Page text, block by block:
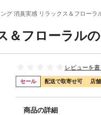
グ 消臭実感 リラックス＆フローラ
＆フローラル
レビューを書
セール 配送で取寄せ可 店
商品の詳細